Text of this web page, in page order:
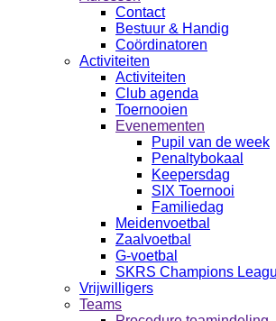
Contact
Bestuur & Handig
Coördinatoren
Activiteiten
Activiteiten
Club agenda
Toernooien
Evenementen
Pupil van de week
Penaltybokaal
Keepersdag
SIX Toernooi
Familiedag
Meidenvoetbal
Zaalvoetbal
G-voetbal
SKRS Champions
Vrijwilligers
Teams